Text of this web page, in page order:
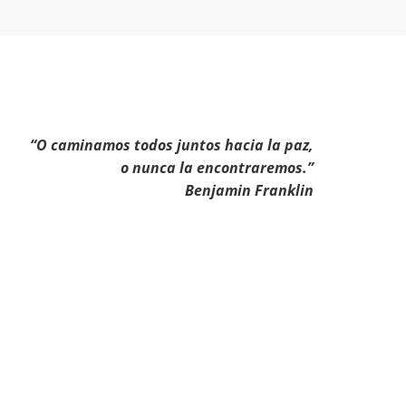
“O caminamos todos juntos hacia la paz,
o nunca la encontraremos.”
Benjamin Franklin